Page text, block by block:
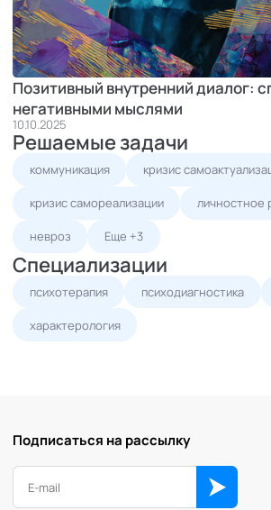
Позитивный внутренний диалог:
негативными мыслями
10.10.2025
Решаемые задачи
коммуникация кризис
кризис самореализации личностное
невроз Еще +3
Специализации
психотерапия психодиагностика
характерология
Подписаться на рассылку